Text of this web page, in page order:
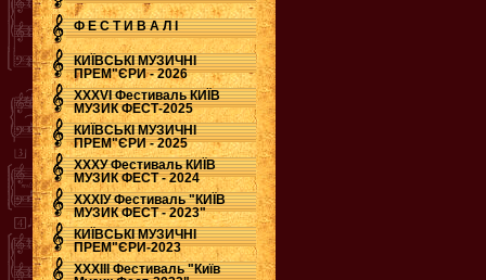
Ф Е С Т И В А Л І
КИЇВСЬКІ МУЗИЧНІ
ПРЕМ"ЄРИ - 2026
ХХХVI Фестиваль КИЇВ
МУЗИК ФЕСТ-2025
КИЇВСЬКІ МУЗИЧНІ
ПРЕМ"ЄРИ - 2025
ХХХУ Фестиваль КИЇВ
МУЗИК ФЕСТ - 2024
ХХХІУ Фестиваль "КИЇВ
МУЗИК ФЕСТ - 2023"
КИЇВСЬКІ МУЗИЧНІ
ПРЕМ"ЄРИ-2023
ХХХІІІ Фестиваль "Київ